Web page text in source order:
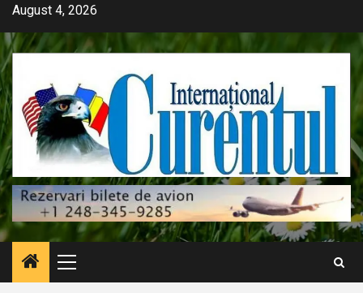
Skip
content
August 4, 2026
Primary
Menu